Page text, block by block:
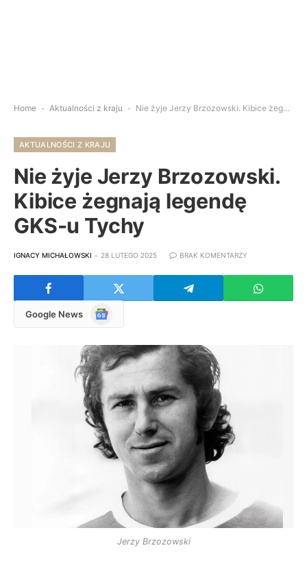
Home - Aktualności z kraju - Nie żyje Jerzy Brzozowski. Kibice żegnają legendę GKS-u Tychy
AKTUALNOŚCI Z KRAJU
Nie żyje Jerzy Brzozowski.
Kibice żegnają legendę
GKS-u Tychy
IGNACY MICHAŁOWSKI 28 LUTEGO 2025 BRAK KOMENTARZY
Google News
Google
Jerzy Brzozowski